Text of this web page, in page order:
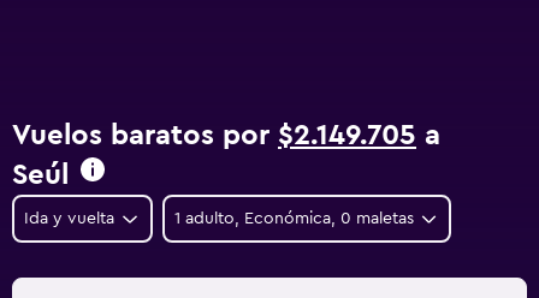
Vuelos baratos por $2.149.705 a
Seúl
Ida y vuelta 1 adulto, Económica, 0 maletas